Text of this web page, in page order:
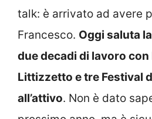
talk: è arrivato ad avere
Francesco. Oggi saluta
due decadi di lavoro con
Littizzetto e tre Festival
all’attivo. Non è dato